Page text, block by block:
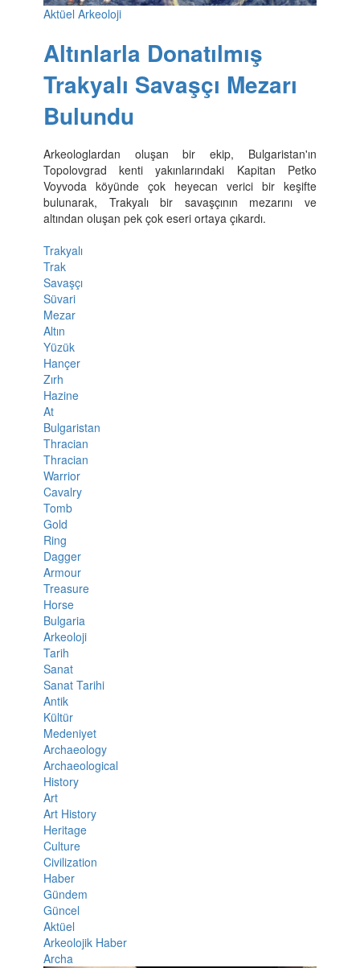
Aktüel Arkeoloji
Altınlarla Donatılmış
Trakyalı Savaşçı Mezarı
Bulundu
Arkeologlardan oluşan bir ekip, Bulgaristan'ın
Topolovgrad kenti yakınlarındaki Kapitan Petko
Voyvoda köyünde çok heyecan verici bir keşifte
bulunarak, Trakyalı bir savaşçının mezarını ve
altından oluşan pek çok eseri ortaya çıkardı.
Trakyalı
Trak
Savaşçı
Süvari
Mezar
Altın
Yüzük
Hançer
Zırh
Hazine
At
Bulgaristan
Thracian
Thracian
Warrior
Cavalry
Tomb
Gold
Ring
Dagger
Armour
Treasure
Horse
Bulgaria
Arkeoloji
Tarih
Sanat
Sanat Tarihi
Antik
Kültür
Medeniyet
Archaeology
Archaeological
History
Art
Art History
Heritage
Culture
Civilization
Haber
Gündem
Güncel
Aktüel
Arkeolojik Haber
Archa